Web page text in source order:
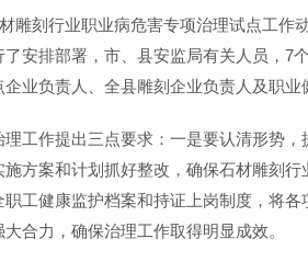
雕刻行业职业病危害专项治理试点工
安排部署，市、县安监局有关人员，
业负责人、全县雕刻企业负责人及职
工作提出三点要求：一是要认清形势
方案和计划抓好整改，确保石材雕刻
工健康监护档案和持证上岗制度，将
合力，确保治理工作取得明显成效。